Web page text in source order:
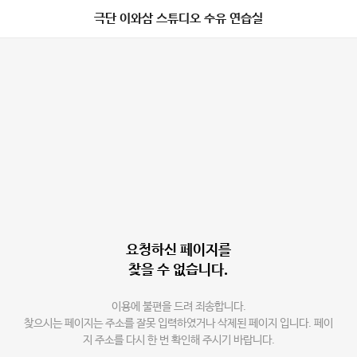
극단 이와삼 스튜디오 수유 연습실
요청하신 페이지를
찾을 수 없습니다.
이용에 불편을 드려 죄송합니다.
찾으시는 페이지는 주소를 잘못 입력하였거나 삭제된 페이지 입니다. 페이
지 주소를 다시 한 번 확인해 주시기 바랍니다.